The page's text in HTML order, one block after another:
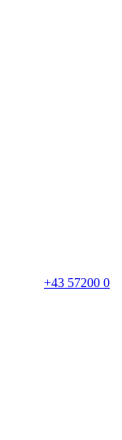
+43 57200 0